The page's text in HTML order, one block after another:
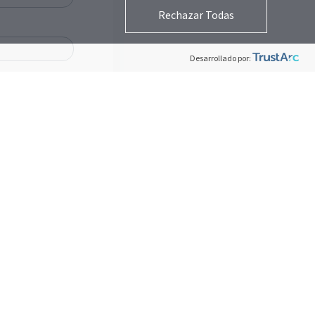
Rechazar Todas
Desarrollado por: